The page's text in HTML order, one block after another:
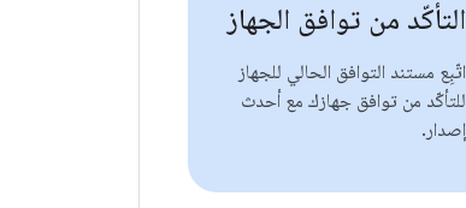
التأكّد من توافق الجهاز
اتّبِع مستند التوافق الحالي للجهاز
للتأكّد من توافق جهازك مع أحدث
إصدار.